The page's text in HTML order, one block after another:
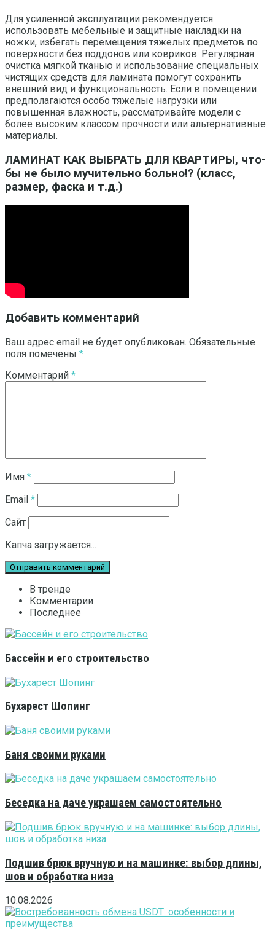
Для усиленной эксплуатации рекомендуется
использовать мебельные и защитные накладки на
ножки, избегать перемещения тяжелых предметов по
поверхности без поддонов или ковриков. Регулярная
очистка мягкой тканью и использование специальных
чистящих средств для ламината помогут сохранить
внешний вид и функциональность. Если в помещении
предполагаются особо тяжелые нагрузки или
повышенная влажность, рассматривайте модели с
более высоким классом прочности или альтернативные
материалы.
ЛАМИНАТ КАК ВЫБРАТЬ ДЛЯ КВАРТИРЫ, что-
бы не было мучительно больно!? (класс,
размер, фаска и т.д.)
Добавить комментарий
Ваш адрес email не будет опубликован. Обязательные
поля помечены *
Комментарий *
Имя *
Email *
Сайт
Капча загружается...
В тренде
Комментарии
Последнее
Бассейн и его строительство
Бухарест Шопинг
Баня своими руками
Беседка на даче украшаем самостоятельно
Подшив брюк вручную и на машинке: выбор длины,
шов и обработка низа
10.08.2026